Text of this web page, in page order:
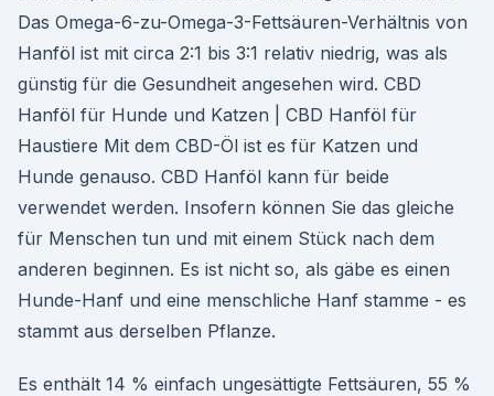
Das Omega-6-zu-Omega-3-Fettsäuren-Verhältnis von
Hanföl ist mit circa 2:1 bis 3:1 relativ niedrig, was als
günstig für die Gesundheit angesehen wird. CBD
Hanföl für Hunde und Katzen | CBD Hanföl für
Haustiere Mit dem CBD-Öl ist es für Katzen und
Hunde genauso. CBD Hanföl kann für beide
verwendet werden. Insofern können Sie das gleiche
für Menschen tun und mit einem Stück nach dem
anderen beginnen. Es ist nicht so, als gäbe es einen
Hunde-Hanf und eine menschliche Hanf stamme - es
stammt aus derselben Pflanze.
Es enthält 14 % einfach ungesättigte Fettsäuren, 55 %